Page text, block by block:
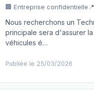
🏢 Entreprise confidentielle
Nous recherchons un
principale sera d'assurer
véhicules é…
Publiée le 25/03/2026